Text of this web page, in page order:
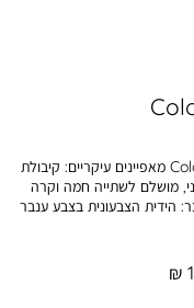
מאג עם ידית בצבע ענבר 350 מ”ל - סדרת Colored מאפיינים עיקריים: קיבולת
מושלם לשתייה חמה וקרה
הידית הצבעונית בצבע ענבר
ונעימות בכל שתייה. סדרת
מעוצבת להעניק אחיזה נוחה
יתרונות: עיצוב מודרני